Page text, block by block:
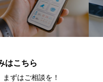
はこちら
ずはご相談を！